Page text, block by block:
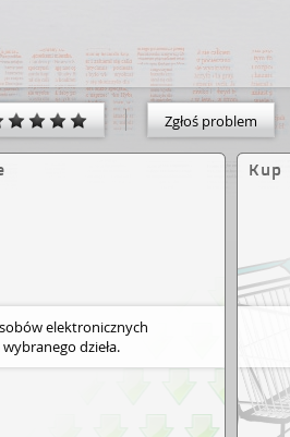
Zgłoś problem
elektronicznych
dzieła.
Kup